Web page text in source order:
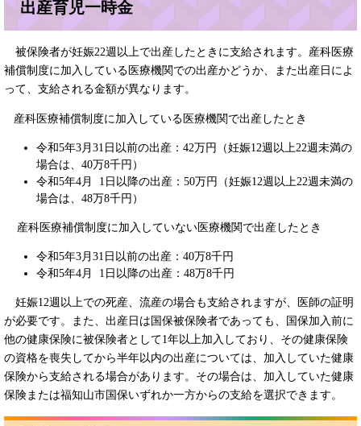
出産育児一時金
被保険者が妊娠22週以上で出産したときに支給されます。産科医療
補償制度に加入している医療機関での出産かどうか、また出産日によ
って、支給される金額が異なります。
産科医療補償制度に加入している医療機関で出産したとき
令和5年3月31日以前の出産：42万円（妊娠12週以上22週未満の
場合は、40万8千円）
令和5年4月 1日以降の出産：50万円（妊娠12週以上22週未満の
場合は、48万8千円）
産科医療補償制度に加入していない医療機関で出産したとき
令和5年3月31日以前の出産：40万8千円
令和5年4月 1日以降の出産：48万8千円
妊娠12週以上での死産、流産の場合も支給されますが、医師の証明
が必要です。また、出産日は国保被保険者であっても、国保加入前に
他の健康保険に被保険者として1年以上加入しており、その健康保険
の資格を喪失してから半年以内の出産については、加入していた健康
保険から支給される場合があります。その場合は、加入していた健康
保険または福知山市国保いずれか一方からの支給を選択できます。